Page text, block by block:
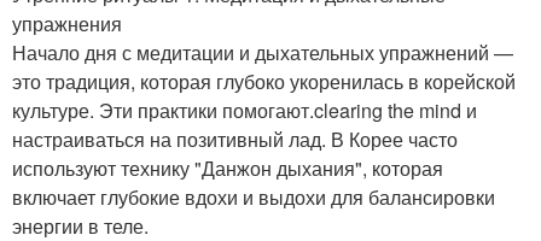
упражнения
Начало дня с медитации и дыхательных упражнений —
это традиция, которая глубоко укоренилась в корейской
культуре. Эти практики помогают.clearing the mind и
настраиваться на позитивный лад. В Корее часто
используют технику "Данжон дыхания", которая
включает глубокие вдохи и выдохи для балансировки
энергии в теле.